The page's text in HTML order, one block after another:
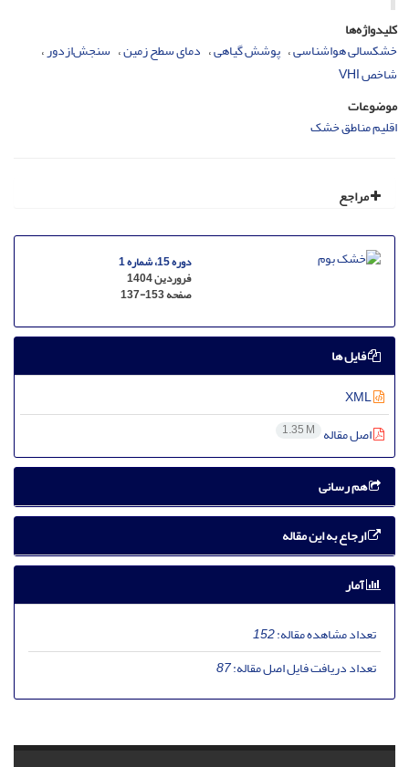
کلیدواژه‌ها
خشکسالی هواشناسی پوشش گیاهی دمای سطح زمین سنجش‌ازدور
شاخص VHI
موضوعات
اقلیم مناطق خشک
مراجع
دوره 15، شماره 1
فروردین 1404
صفحه137-153
فایل ها
اصل مقاله 1.35 M
هم رسانی
ارجاع به این مقاله
آمار
تعداد مشاهده مقاله:152
تعداد دریافت فایل اصل مقاله:87